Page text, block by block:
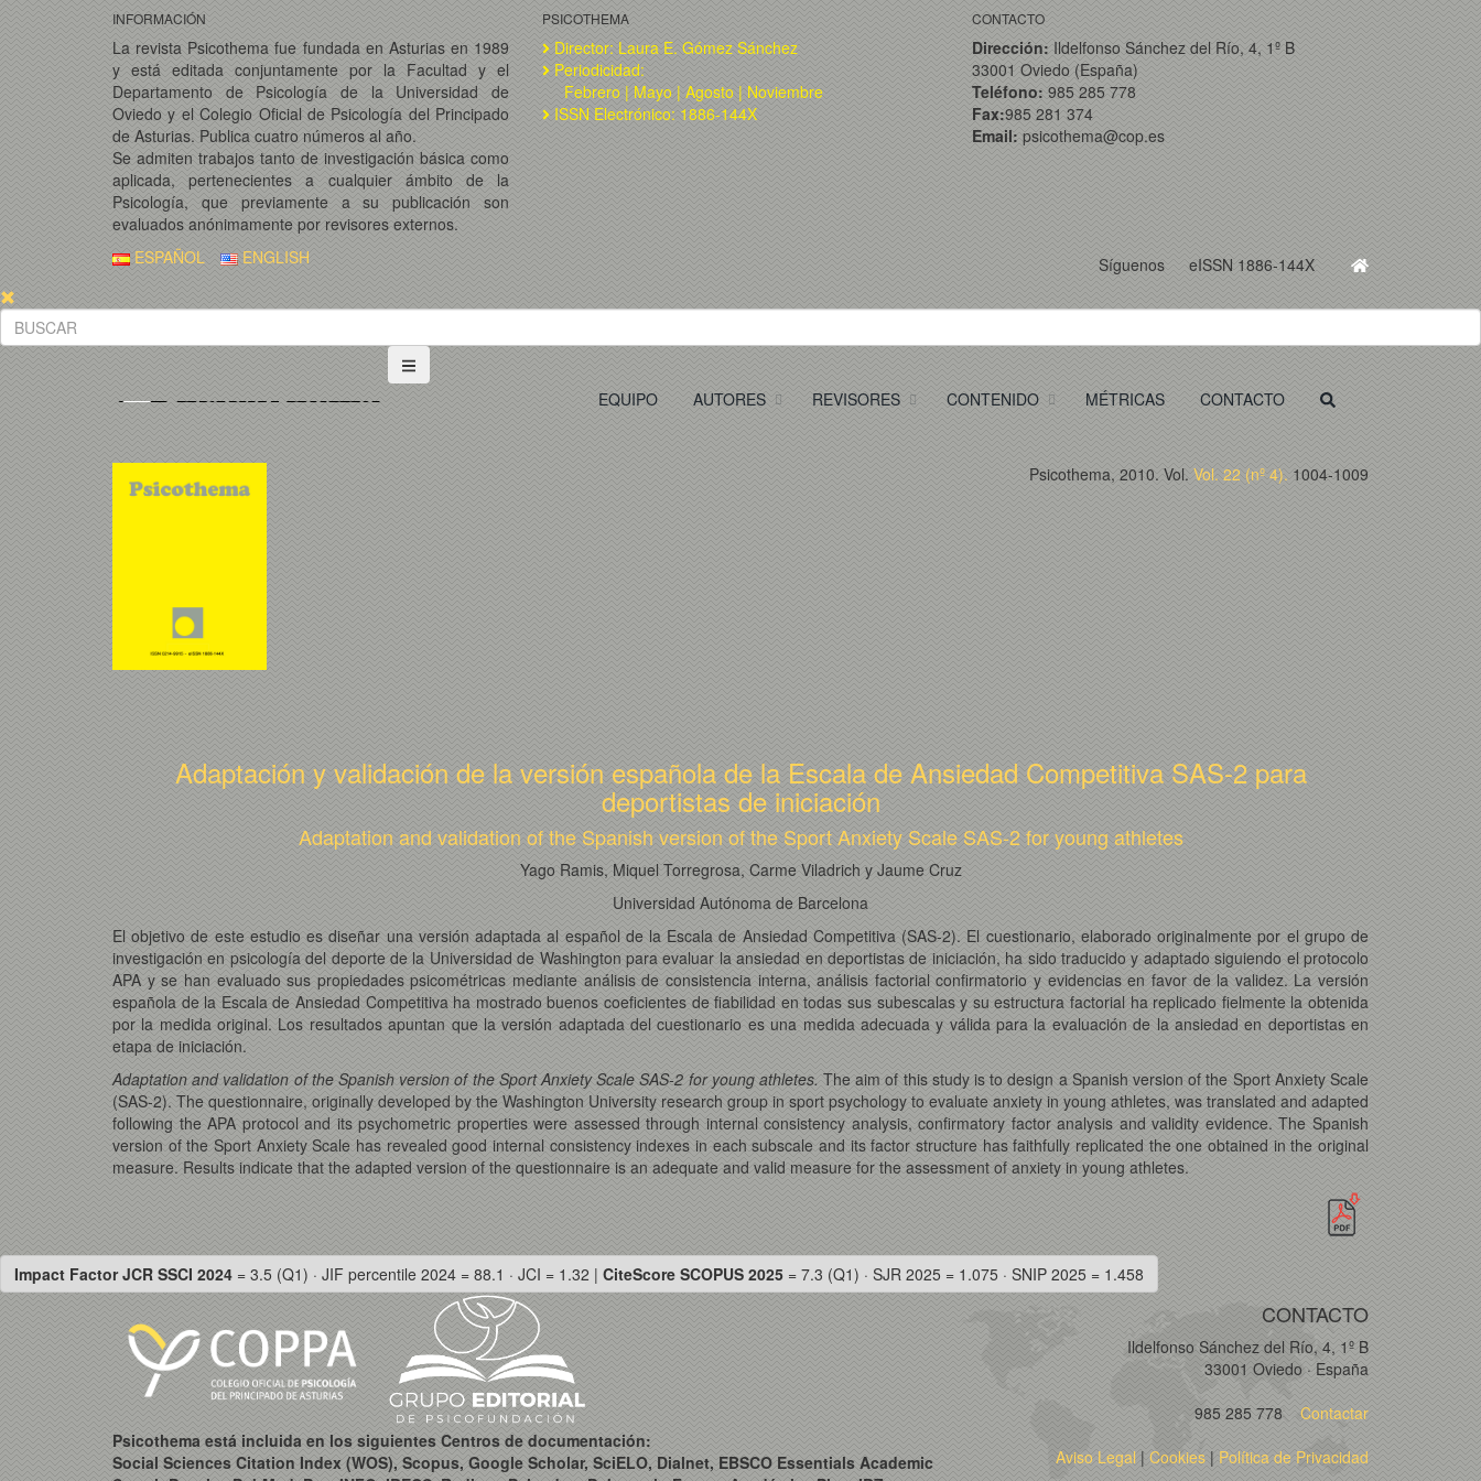
INFORMACIÓN
La revista Psicothema fue fundada en Asturias en 1989
y está editada conjuntamente por la Facultad y el
Departamento de Psicología de la Universidad de
Oviedo y el Colegio Oficial de Psicología del Principado
de Asturias. Publica cuatro números al año.
Se admiten trabajos tanto de investigación básica como
aplicada, pertenecientes a cualquier ámbito de la
Psicología, que previamente a su publicación son
evaluados anónimamente por revisores externos.
PSICOTHEMA
Director: Laura E. Gómez Sánchez
Periodicidad:
Febrero | Mayo | Agosto | Noviembre
ISSN Electrónico: 1886-144X
CONTACTO
Dirección: Ildelfonso Sánchez del Río, 4, 1º B
33001 Oviedo (España)
Teléfono: 985 285 778
Fax:985 281 374
Email: psicothema@cop.es
Síguenos eISSN 1886-144X
ESPAÑOL ENGLISH
EQUIPO AUTORES REVISORES CONTENIDO MÉTRICAS CONTACTO
Psicothema, 2010. Vol. Vol. 22 (nº 4). 1004-1009
Adaptación y validación de la versión española de la Escala de Ansiedad Competitiva SAS-2 para
deportistas de iniciación
Adaptation and validation of the Spanish version of the Sport Anxiety Scale SAS-2 for young athletes
Yago Ramis, Miquel Torregrosa, Carme Viladrich y Jaume Cruz
Universidad Autónoma de Barcelona
El objetivo de este estudio es diseñar una versión adaptada al español de la Escala de Ansiedad Competitiva (SAS-2). El cuestionario, elaborado originalmente por el grupo de
investigación en psicología del deporte de la Universidad de Washington para evaluar la ansiedad en deportistas de iniciación, ha sido traducido y adaptado siguiendo el protocolo
APA y se han evaluado sus propiedades psicométricas mediante análisis de consistencia interna, análisis factorial confirmatorio y evidencias en favor de la validez. La versión
española de la Escala de Ansiedad Competitiva ha mostrado buenos coeficientes de fiabilidad en todas sus subescalas y su estructura factorial ha replicado fielmente la obtenida
por la medida original. Los resultados apuntan que la versión adaptada del cuestionario es una medida adecuada y válida para la evaluación de la ansiedad en deportistas en
etapa de iniciación.
Adaptation and validation of the Spanish version of the Sport Anxiety Scale SAS-2 for young athletes.The aim of this study is to design a Spanish version of the Sport Anxiety Scale
(SAS-2). The questionnaire, originally developed by the Washington University research group in sport psychology to evaluate anxiety in young athletes, was translated and adapted
following the APA protocol and its psychometric properties were assessed through internal consistency analysis, confirmatory factor analysis and validity evidence. The Spanish
version of the Sport Anxiety Scale has revealed good internal consistency indexes in each subscale and its factor structure has faithfully replicated the one obtained in the original
measure. Results indicate that the adapted version of the questionnaire is an adequate and valid measure for the assessment of anxiety in young athletes.
Impact Factor JCR SSCI 2024 = 3.5 (Q1) · JIF percentile 2024 = 88.1 · JCI = 1.32 | CiteScore SCOPUS 2025 = 7.3 (Q1) · SJR 2025 = 1.075 · SNIP 2025 = 1.458
Psicothema está incluida en los siguientes Centros de documentación:
Social Sciences Citation Index (WOS), Scopus, Google Scholar, SciELO, Dialnet, EBSCO Essentials Academic
CONTACTO
Ildelfonso Sánchez del Río, 4, 1º B
33001 Oviedo · España
985 285 778 Contactar
Aviso Legal | Cookies | Política de Privacidad